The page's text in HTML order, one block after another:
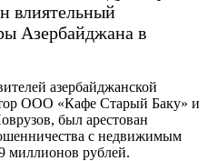
влиятельный
Азербайджана в
азербайджанской
ООО «Кафе Старый Баку» и
был арестован
с недвижимым
миллионов рублей.